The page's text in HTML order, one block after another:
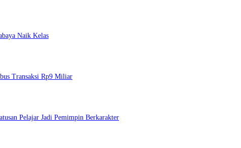
Naik Kelas
Transaksi Rp9 Miliar
Pelajar Jadi Pemimpin Berkarakter